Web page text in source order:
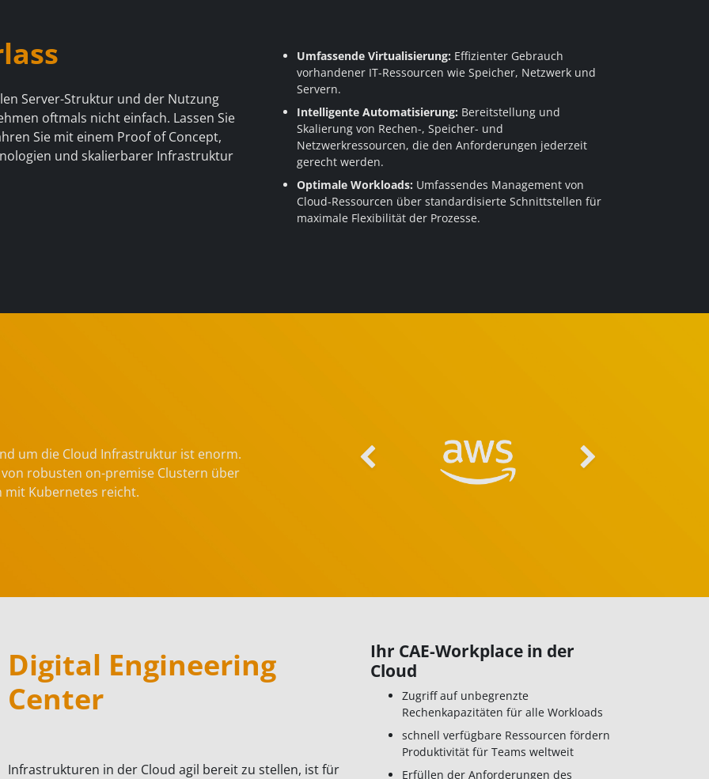
Server-Struktur und der Nutzung
oftmals nicht einfach. Lassen Sie
Sie mit einem Proof of Concept,
und skalierbarer Infrastruktur
Umfassende Virtualisierung: Effizienter Gebrauch
vorhandener IT-Ressourcen wie Speicher, Netzwerk und
Servern.
Intelligente Automatisierung: Bereitstellung und
Skalierung von Rechen-, Speicher- und
Netzwerkressourcen, die den Anforderungen jederzeit
gerecht werden.
Optimale Workloads: Umfassendes Management von
Cloud-Ressourcen über standardisierte Schnittstellen für
maximale Flexibilität der Prozesse.
um die Cloud Infrastruktur ist enorm.
robusten on-premise Clustern über
mit Kubernetes reicht.
Previous
Digital Engineering
Center
Infrastrukturen in der Cloud agil bereit zu stellen, ist für
Ihr CAE-Workplace in der
Cloud
Zugriff auf unbegrenzte
Rechenkapazitäten für alle Workloads
schnell verfügbare Ressourcen fördern
Produktivität für Teams weltweit
Erfüllen der Anforderungen des